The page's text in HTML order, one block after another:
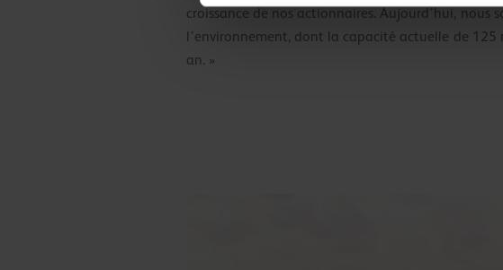
croissance de nos actionnaires. Aujourd’hui, nous
l’environnement, dont la capacité actuelle de
an. »